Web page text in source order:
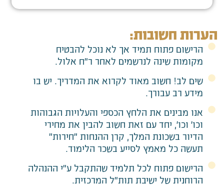
הערות חשובות:
הרישום פתוח תמיד אך לא נוכל להבטיח
מקומות שינה לנרשמים לאחר ר"ח אלול.
שים לב! חשוב מאוד לקרוא את המדריך. יש בו
מידע רב עבורך.
אנו מבינים את הלחץ הכספי והעלויות הגבוהות
וכו' וכו', יחד עם זאת חשוב להבין את מחירי
הדיור בשכונת המלך, קרן ההנחות "חירות"
תעשה כל מאמץ לסייע בשכר הלימוד.
הרישום פתוח לכל תלמיד שהתקבל ע"י ההנהלה
הרוחנית של ישיבת תות"ל המרכזית.